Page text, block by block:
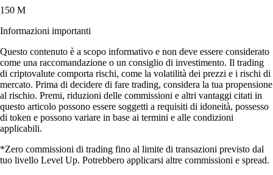
150 M
Informazioni importanti
Questo contenuto è a scopo informativo e non deve essere considerato
come una raccomandazione o un consiglio di investimento. Il trading
di criptovalute comporta rischi, come la volatilità dei prezzi e i rischi di
mercato. Prima di decidere di fare trading, considera la tua propensione
al rischio. Premi, riduzioni delle commissioni e altri vantaggi citati in
questo articolo possono essere soggetti a requisiti di idoneità, possesso
di token e possono variare in base ai termini e alle condizioni
applicabili.
*Zero commissioni di trading fino al limite di transazioni previsto dal
tuo livello Level Up. Potrebbero applicarsi altre commissioni e spread.